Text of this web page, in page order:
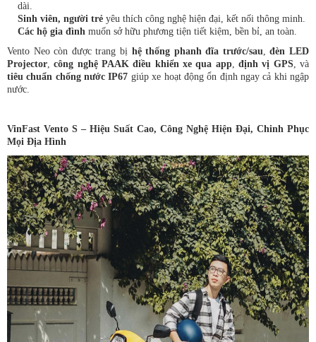
dài.
Sinh viên, người trẻ yêu thích công nghệ hiện đại, kết nối thông minh.
Các hộ gia đình muốn sở hữu phương tiện tiết kiệm, bền bỉ, an toàn.
Vento Neo còn được trang bị hệ thống phanh đĩa trước/sau,đèn LED
Projector,công nghệ PAAK điều khiển xe qua app,định vị GPS, và
tiêu chuẩn chống nước IP67 giúp xe hoạt động ổn định ngay cả khi ngập
nước.
VinFast Vento S – Hiệu Suất Cao, Công Nghệ Hiện Đại, Chinh Phục
Mọi Địa Hình